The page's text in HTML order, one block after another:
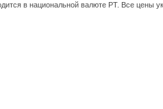
в национальной валюте РТ. Все цены